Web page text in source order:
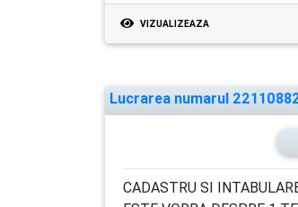
VIZUALIZEAZA
Lucrarea numarul
CADASTRU SI